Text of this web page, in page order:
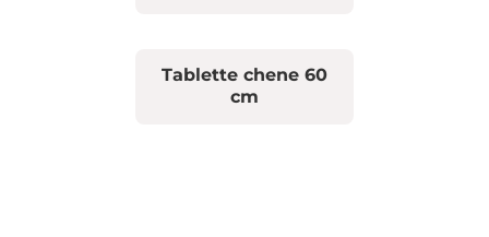
Tablette chene 60
cm